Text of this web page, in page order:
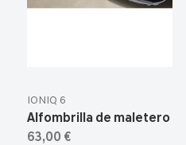
IONIQ 6
Alfombrilla de maletero
63,00 €